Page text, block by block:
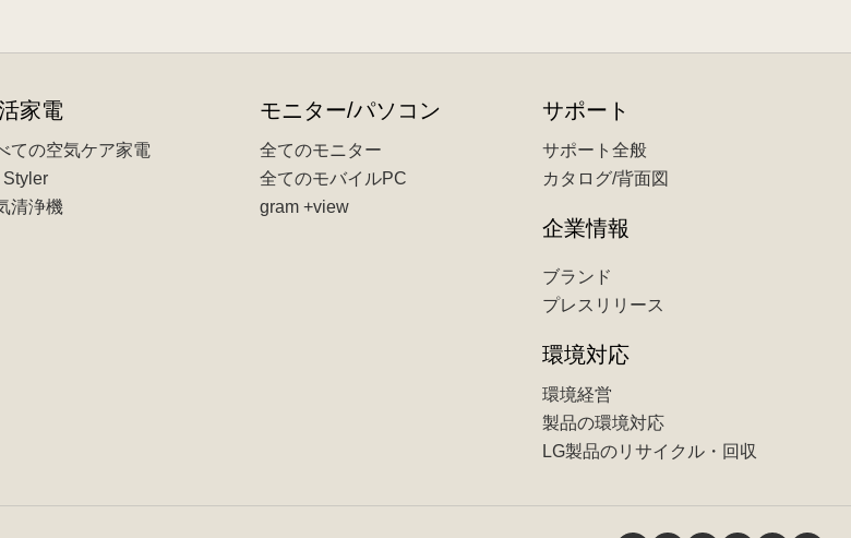
家電
ての空気ケア家電
Styler
清浄機
モニター/パソコン
全てのモニター
全てのモバイルPC
gram +view
サポート
サポート全般
カタログ/背面図
企業情報
ブランド
プレスリリース
環境対応
環境経営
製品の環境対応
LG製品のリサイクル・回収